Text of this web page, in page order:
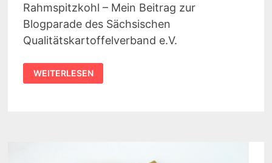
Rahmspitzkohl – Mein Beitrag zur
Blogparade des Sächsischen
Qualitätskartoffelverband e.V.
TOLLE
KNOLLE
WEITERLESEN